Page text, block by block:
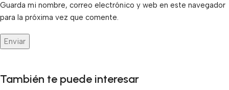
Guarda mi nombre, correo electrónico y web en este navegador
para la próxima vez que comente.
También te puede interesar